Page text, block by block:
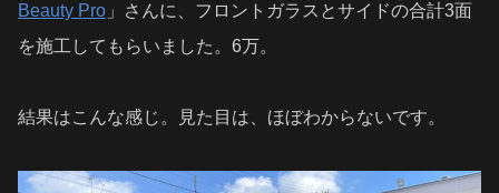
Beauty Pro 」さんに、フロントガラスとサイドの合計3面
を施工してもらいました。6万。
結果はこんな感じ。見た目は、ほぼわからないです。